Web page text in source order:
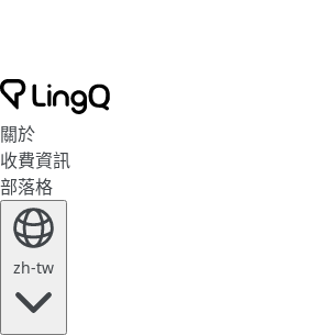
關於
收費資訊
部落格
zh-tw